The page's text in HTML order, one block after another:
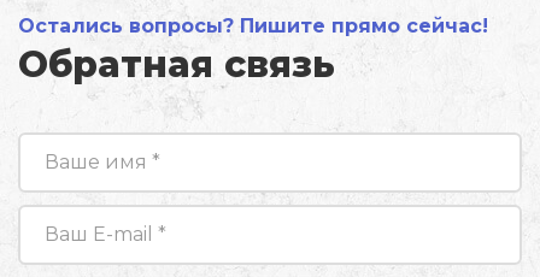
Остались вопросы? Пишите прямо сейчас!
Обратная связь